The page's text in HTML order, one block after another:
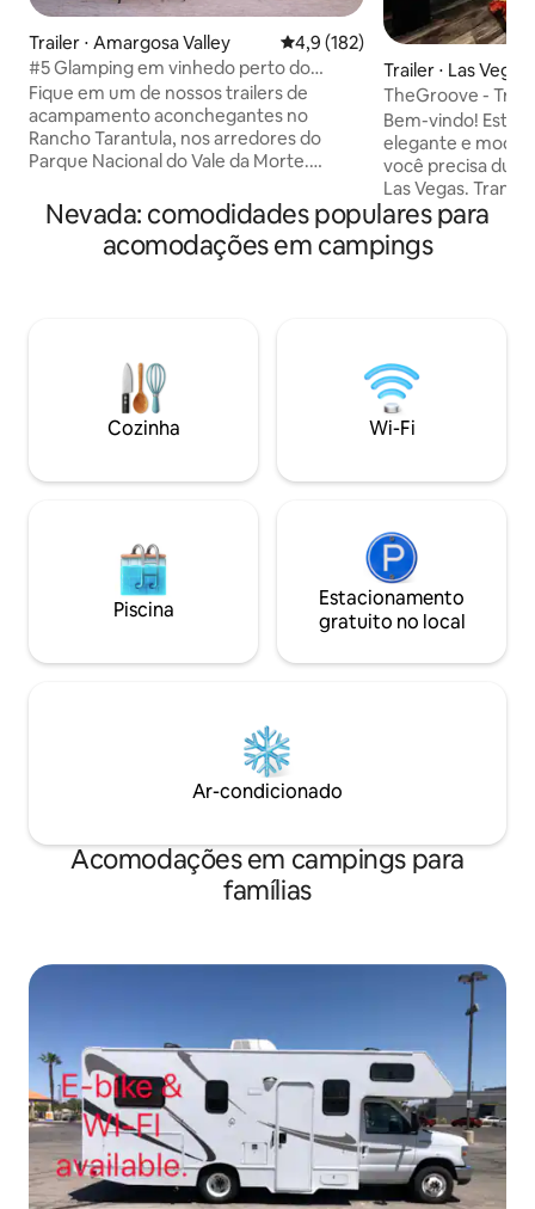
Trailer ⋅ Amargosa Valley 4,9 de uma avaliação média de
4,9 (182)
#5 Glamping em vinhedo perto do
Parque Nacional do Vale da Morte
Fique em um de nossos trailers de
acampamento aconchegantes no
Rancho Tarantula, nos arredores do
Parque Nacional do Vale da Morte.
sol, pores do sol e céus estrelados com
vista para o nosso pequeno vinhedo.
Cada acampamento possui uma cama
compartilhadas incluem banheiros de
compostagem, casa de banho com
banheiros e chuveiro, uma cozinha ao ar
livre, lareiras e um edifício comunitário
tranquila no deserto enquanto explora
Trailer ⋅ Las Vegas
TheGroove -
queen size +
Bem-vindo! Esta
elegante e
você precisa
Las Vegas.
proporcionará o
que você
dia na cidade. Estar localizado no centro
Há também uma
centers a uma
incluindo
departamento e
Nevada: comodidades populares para
acomodações em campings
Cozinha Wi-Fi
Piscina
Estacionamento
gratuito no local
Ar-condicionado
Acomodações em campings para
famílias